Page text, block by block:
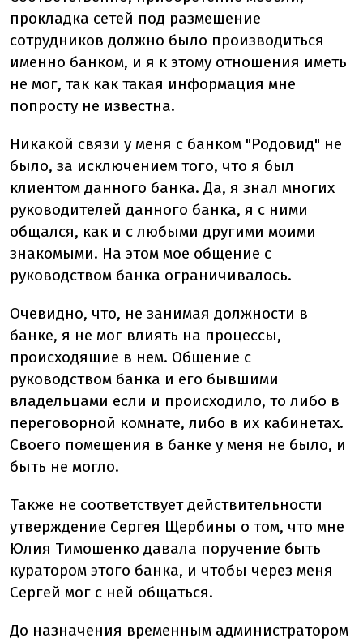
прокладка сетей под размещение
сотрудников должно было производиться
именно банком, и я к этому отношения иметь
не мог, так как такая информация мне
попросту не известна.
Никакой связи у меня с банком "Родовид" не
было, за исключением того, что я был
клиентом данного банка. Да, я знал многих
руководителей данного банка, я с ними
общался, как и с любыми другими моими
знакомыми. На этом мое общение с
руководством банка ограничивалось.
Очевидно, что, не занимая должности в
банке, я не мог влиять на процессы,
происходящие в нем. Общение с
руководством банка и его бывшими
владельцами если и происходило, то либо в
переговорной комнате, либо в их кабинетах.
Своего помещения в банке у меня не было, и
быть не могло.
Также не соответствует действительности
утверждение Сергея Щербины о том, что мне
Юлия Тимошенко давала поручение быть
куратором этого банка, и чтобы через меня
Сергей мог с ней общаться.
До назначения временным администратором